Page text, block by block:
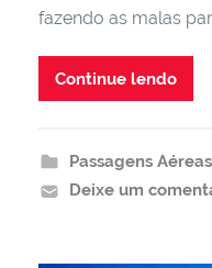
fazendo as malas
Continue lendo
Passagens Aéreas
Deixe um